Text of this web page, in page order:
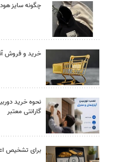
چگونه سایز
خرید و فروش
نحوه خرید
گارانتی معتبر
برای تشخیص